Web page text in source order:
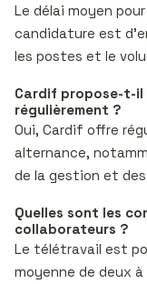
Le délai moyen
candidature est
les postes et le
Cardif propose-t-il
régulièrement ?
Oui, Cardif offre
alternance,
de la gestion et
Quelles sont les
collaborateurs ?
Le télétravail est
moyenne de deux